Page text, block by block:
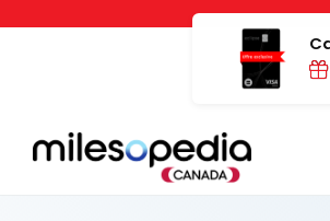
Panneau de gestion des cookies